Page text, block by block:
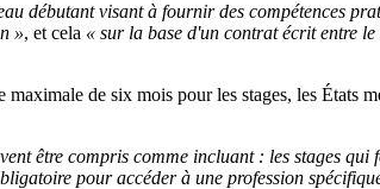
débutant visant à fournir des compétences
», et cela « sur la base d'un contrat écrit entre
de six mois pour les stages, les États
être compris comme incluant : les stages
pour accéder à une profession